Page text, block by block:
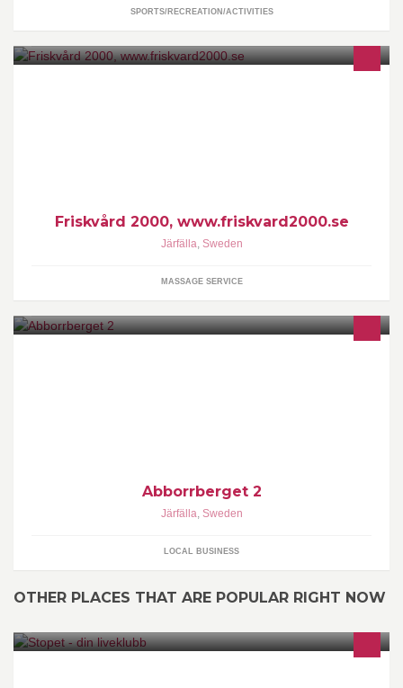
SPORTS/RECREATION/ACTIVITIES
Friskvård 2000, www.friskvard2000.se
Järfälla, Sweden
MASSAGE SERVICE
Abborrberget 2
Järfälla, Sweden
LOCAL BUSINESS
OTHER PLACES THAT ARE POPULAR RIGHT NOW